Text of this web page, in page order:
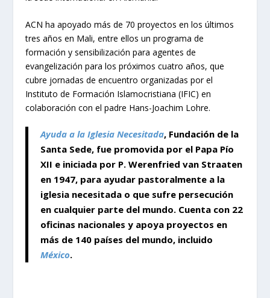
ACN ha apoyado más de 70 proyectos en los últimos
tres años en Mali, entre ellos un programa de
formación y sensibilización para agentes de
evangelización para los próximos cuatro años, que
cubre jornadas de encuentro organizadas por el
Instituto de Formación Islamocristiana (IFIC) en
colaboración con el padre Hans-Joachim Lohre.
Ayuda a la Iglesia Necesitada, Fundación de la
Santa Sede, fue promovida por el Papa Pío
XII e iniciada por P. Werenfried van Straaten
en 1947, para ayudar pastoralmente a la
iglesia necesitada o que sufre persecución
en cualquier parte del mundo. Cuenta con 22
oficinas nacionales y apoya proyectos en
más de 140 países del mundo, incluido
México.